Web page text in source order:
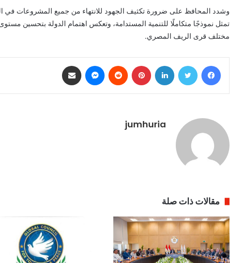
وشدد المحافظ على ضرورة تكثيف الجهود للانتهاء من جميع المشروعات في
تمثل نموذجًا متكاملًا للتنمية المستدامة، وتعكس اهتمام الدولة بتحسين
مختلف قرى الريف المصري.
فيسبوك تويتر لينكدإن بينتيريست ماسنجر
jumhuria
مقالات ذات صلة